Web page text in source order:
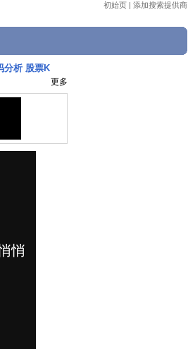
初始页 | 添加搜索提供商
分析 股票K
更多